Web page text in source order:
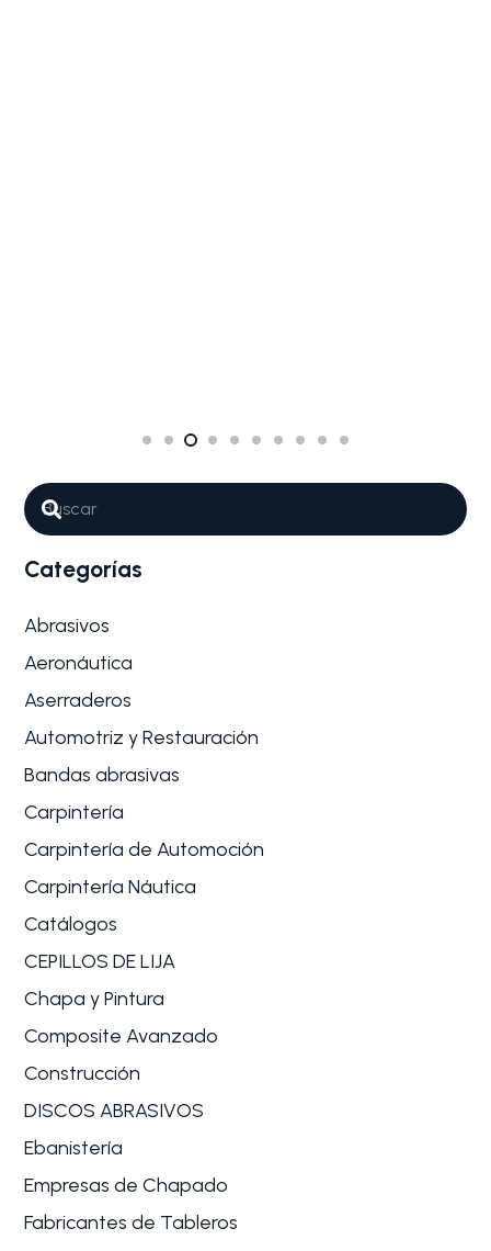
Categorías
Abrasivos
Aeronáutica
Aserraderos
Automotriz y Restauración
Bandas abrasivas
Carpintería
Carpintería de Automoción
Carpintería Náutica
Catálogos
CEPILLOS DE LIJA
Chapa y Pintura
Composite Avanzado
Construcción
DISCOS ABRASIVOS
Ebanistería
Empresas de Chapado
Fabricantes de Tableros